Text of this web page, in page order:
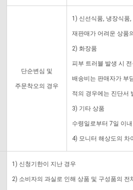
단순변심 및
주문착오의 경우
1) 신선식품, 냉장식품
재판매가 어려운 상품
2) 화장품
피부 트러블 발생 시
배송비는 판매자가 부
적의 경우에는 진단서
3) 기타 상품
수령일로부터 7일 이
4) 모니터 해상도의 차
1) 신청기한이 지난 경우
2) 소비자의 과실로 인해 상품 및 구성품의